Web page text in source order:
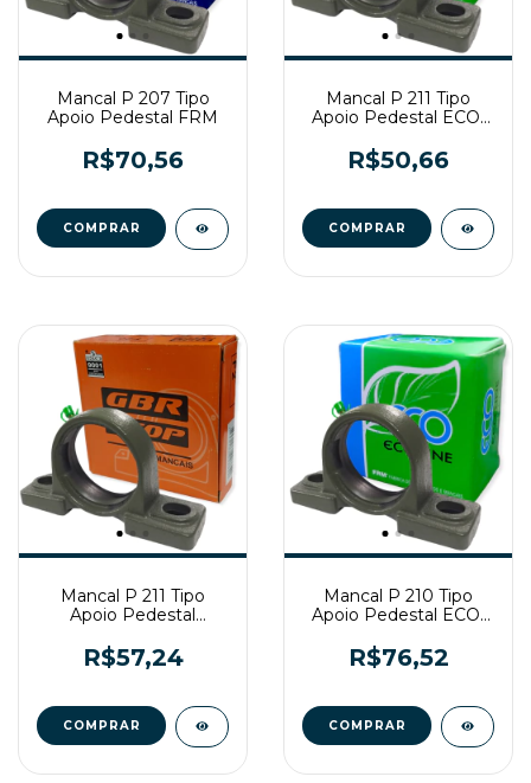
Mancal P 207 Tipo
Apoio Pedestal FRM
R$70,56
Mancal P 211 Tipo
Apoio Pedestal ECO-
R$50,66
Mancal P 211 Tipo
Apoio Pedestal
R$57,24
Mancal P 210 Tipo
Apoio Pedestal ECO-
R$76,52